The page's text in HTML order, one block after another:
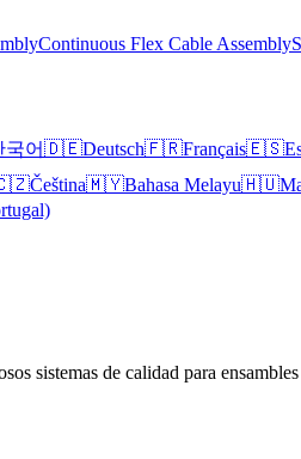
Continuous Flex Cable Assembly
국어🇩🇪Deutsch🇫🇷Français🇪🇸
Čeština🇲🇾Bahasa Melayu🇭🇺
sistemas de calidad para